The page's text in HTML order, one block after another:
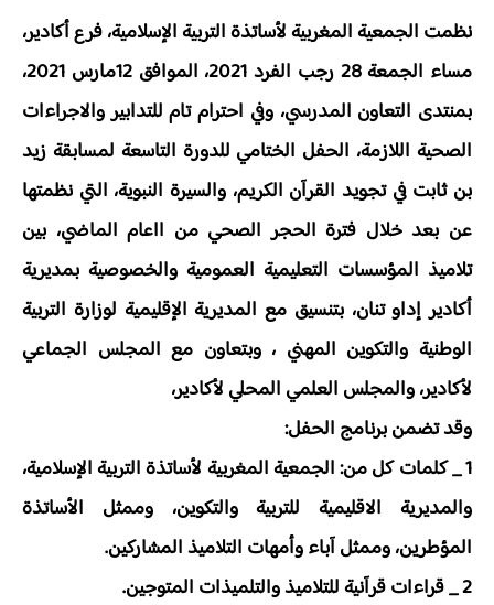
نظمت الجمعية المغربية لأساتذة التربية الإسلامية، فرع أكادير،
مساء الجمعة 28 رجب الفرد 2021، الموافق 12مارس 2021،
بمنتدى التعاون المدرسي، وفي احترام تام للتدابير والاجراءات
الصحية اللازمة، الحفل الختامي للدورة التاسعة لمسابقة زيد
بن ثابت في تجويد القرآن الكريم، والسيرة النبوية، التي نظمتها
عن بعد خلال فترة الحجر الصحي من ااعام الماضي، بين
تلاميذ المؤسسات التعليمية العمومية والخصوصية بمديرية
أكادير إداو تنان، بتنسيق مع المديرية الإقليمية لوزارة التربية
الوطنية والتكوين المهني ، وبتعاون مع المجلس الجماعي
لأكادير، والمجلس العلمي المحلي لأكادير،
وقد تضمن برنامج الحفل:
1 _ كلمات كل من: الجمعية المغربية لأساتذة التربية الإسلامية،
والمديرية الاقليمية للتربية والتكوين، وممثل الأساتذة
المؤطرين، وممثل آباء وأمهات التلاميذ المشاركين.
2 _ قراءات قرآنية للتلاميذ والتلميذات المتوجين.